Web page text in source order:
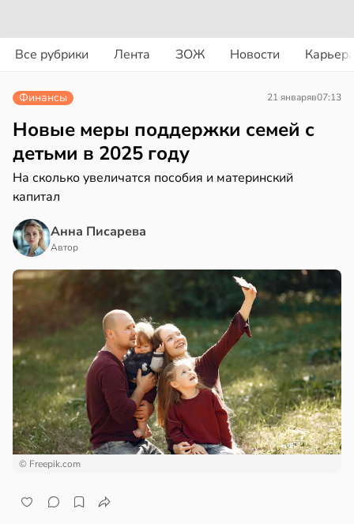
Все рубрики Лента ЗОЖ Новости
в13:55
в21:42
Финансы 21 январяв07:13
Новые меры поддержки семей с
детьми в 2025 году
На сколько увеличатся пособия и материнский
капитал
Анна Писарева
Автор
© Freepik.com
в17:40